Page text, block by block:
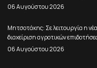
06 Αυγούστου 2026
Μητσοτάκης: Σε λειτουργία η
διαχείριση αγροτικών
06 Αυγούστου 2026